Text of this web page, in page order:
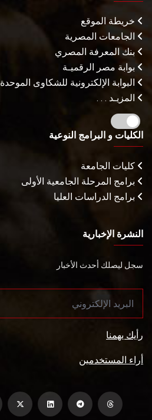
خريطة الموقع
الجامعات المصرية
بنك المعرفة المصري
بوابة مصر الرقميـة
البوابة الإلكترونية للشكاوى الموحدة
المزيـد . . .
الكليات و البرامج النوعية
كليات الجامعة
برامج المرحلة الجامعية الأولى
برامج الدراسات العليا
النشرة الإخبارية
سجل ليصلك أحدث الأخبار
رأيك يهمنا
أراء المستخدمين